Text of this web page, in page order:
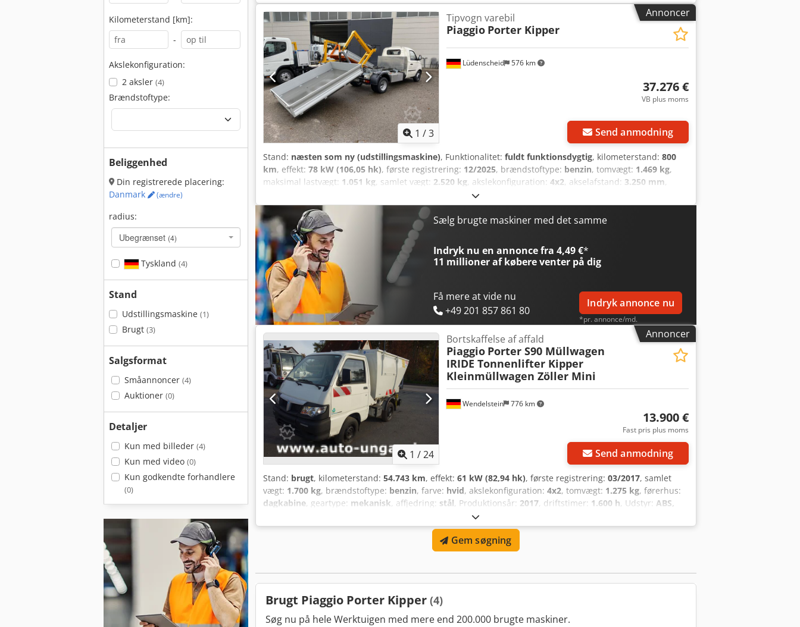
Kilometerstand [km]:
-
Akslekonfiguration:
2 aksler (4)
Brændstoftype:
Beliggenhed
Din registrerede placering:
Danmark
(ændre)
radius:
Ubegrænset (4)
Tyskland (4)
Stand
Udstillingsmaskine (1)
Brugt (3)
Salgsformat
Småannoncer (4)
Auktioner (0)
Detaljer
Kun med billeder (4)
Kun med video (0)
Kun godkendte forhandlere
(0)
– ændringer og mellemsalg forbeholdes – salg sker uden nogen som helst garanti – alle oplysninger uden
ansvar! Csdpsxc Napjfx An Esrf
Annoncer
1 /3
Lüdenscheid 576 km
Tipvogn varebil
Piaggio Porter Kipper
37.276 €
VB plus moms
Send anmodning
Stand: næsten som ny (udstillingsmaskine), Funktionalitet: fuldt funktionsdygtig, kilometerstand: 800
km, effekt: 78 kW (106,05 hk), første registrering: 12/2025, brændstoftype: benzin, tomvægt: 1.469 kg,
maksimal lastvægt: 1.051 kg, samlet vægt: 2.520 kg, akslekonfiguration: 4x2, akselafstand: 3.250 mm,
hvid
gear:5, emissionsklasse:Euro 6, antal sæder:2, Produktionsår:2025, Udstyr:ABS, airbag, anden
brændstoftank, centrallås, elektrisk rudehejs, elektronisk stabilitetsprogram (ESP), fuld
servicehistorik, klimaanlæg, lastbilregistrering, servostyring
benzin og LPG gas Bagakslen har tvillingemonterede hjul Klimaanlæg Elektriske spejle Maytec
tiprammeopbygning A-R-L10, løftekapacitet 1500 kg Inkl. lad-container 2180x1640x300 mm, gulv af
stålplade, sider af aluminium, vægt ca. 175 kg Rustfri stålkasse på siden Crjdpfxoza El Ro An Esf Rustfri
stålkasse bag førerhuset Hvis du har spørgsmål, står hr. Wortmann gerne til rådighed.
Sælg brugte maskiner med det samme
Indryk nu en annonce fra 4,49 €*
11 millioner af købereventer på dig
Få mere at vide nu
+49 201 857 861 80
Indryk annonce nu
*pr. annonce/md.
Annoncer
1 /24
Wendelstein 776 km
Bortskaffelse af affald
Piaggio Porter S90 Müllwagen
IRIDE Tonnenlifter Kipper
Kleinmüllwagen Zöller Mini
13.900 €
Fast pris plus moms
Send anmodning
Stand: brugt, kilometerstand: 54.743 km, effekt: 61 kW (82,94 hk), første registrering: 03/2017, samlet
vægt: 1.700 kg, brændstoftype: benzin, farve: hvid, akslekonfiguration: 4x2, tomvægt: 1.275 kg, førerhus:
dagkabine, geartype: mekanisk, affjedring: stål, Produktionsår: 2017, driftstimer: 1.600 h, Udstyr: ABS,
, Lille affaldsbil: Codpfx Anjqxt A Ss Eorf - Piaggio - Porter, type: S90CGWSUP -
IRIDE affaldsopbygning - Førstegangsregistrering (EZ): - Kilometerstand; driftstimer - Piaggio MultiTech
benzinmotor, 1299ccm; 61 kW - Manuel gearkasse - Maks. hastighed: 130 km/t - Egenvægt: ; Tilladt
totalvægt: - 3570 mm x 1395 mm x 1705 mm (l x b x h) - Gult advarselslys - Tønnelifter - Tip med hydraulisk
Gem søgning
Brugt Piaggio Porter Kipper (4)
Søg nu på hele Werktuigen med mere end 200.000 brugte maskiner.